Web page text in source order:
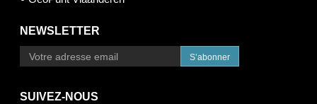
NEWSLETTER
S’abonner
SUIVEZ-NOUS